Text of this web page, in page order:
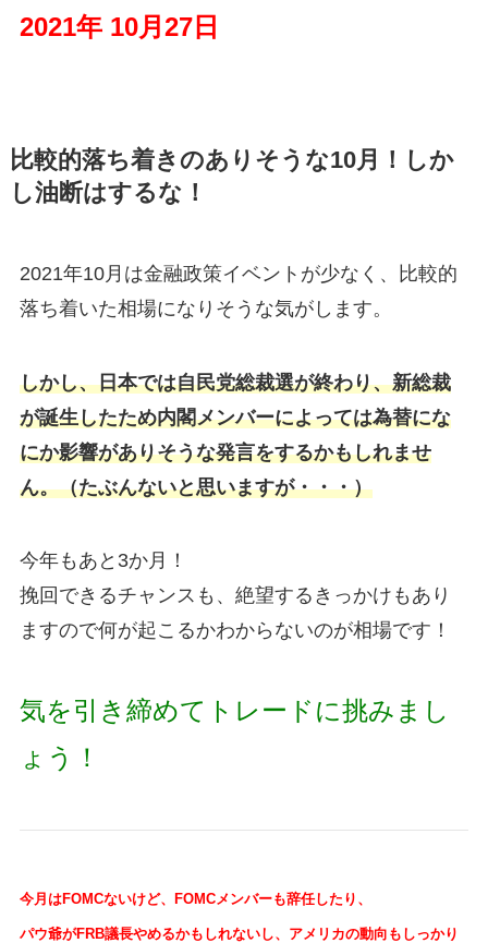
2021年 10月27日
比較的落ち着きのありそうな10月！しか
し油断はするな！
2021年10月は金融政策イベントが少なく、比較的
落ち着いた相場になりそうな気がします。
しかし、日本では自民党総裁選が終わり、新総裁
が誕生したため内閣メンバーによっては為替にな
にか影響がありそうな発言をするかもしれませ
ん。（たぶんないと思いますが・・・）
今年もあと3か月！
挽回できるチャンスも、絶望するきっかけもあり
ますので何が起こるかわからないのが相場です！
気を引き締めてトレードに挑みまし
ょう！
今月はFOMCないけど、 FOMCメンバーも辞任したり、
パウ爺がFRB議長やめるかもしれないし、 アメリカの動向もしっかり